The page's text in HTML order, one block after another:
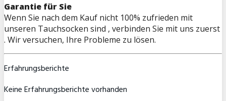
Garantie für Sie
Wenn Sie nach dem Kauf nicht 100% zufrieden mit
unseren Tauchsocken sind , verbinden Sie mit uns zuerst
. Wir versuchen, Ihre Probleme zu lösen.
Erfahrungsberichte
Keine Erfahrungsberichte vorhanden